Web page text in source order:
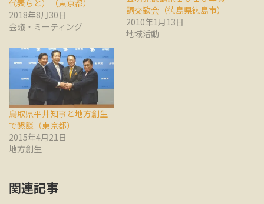
代表らと）（東京都）
2018年8月30日
会議・ミーティング
詞交歓会（徳島県徳島市）
2010年1月13日
地域活動
鳥取県平井知事と地方創生
で懇談（東京都）
2015年4月21日
地方創生
関連記事